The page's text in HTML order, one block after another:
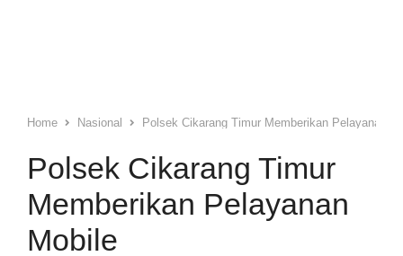
Home Nasional Polsek Cikarang Timur Memberikan Pelayanan
Polsek Cikarang Timur
Memberikan Pelayanan
Mobile